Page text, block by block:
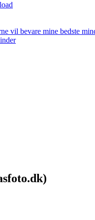
vil bevare mine bedste